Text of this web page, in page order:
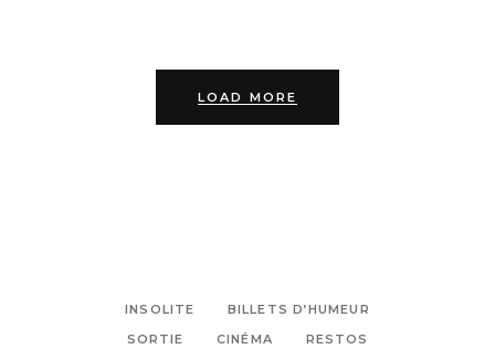
LOAD MORE
INSOLITE
BILLETS D’HUMEUR
SORTIE
CINÉMA
RESTOS